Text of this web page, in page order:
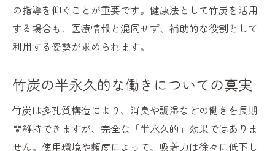
の指導を仰ぐことが重要です。健康法として竹炭を活用
する場合も、医療情報と混同せず、補助的な役割として
利用する姿勢が求められます。
竹炭の半永久的な働きについての真実
竹炭は多孔質構造により、消臭や調湿などの働きを長期
間維持できますが、完全な「半永久的」効果ではありま
せん。使用環境や頻度によって、吸着力は徐々に低下し